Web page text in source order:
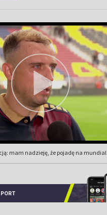
mam nadzieję, że pojadę na mundial